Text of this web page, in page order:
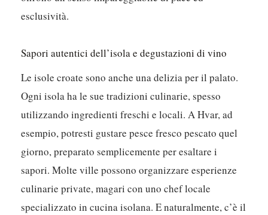
esclusività.
Sapori autentici dell’isola e degustazioni di vino
Le isole croate sono anche una delizia per il palato.
Ogni isola ha le sue tradizioni culinarie, spesso
utilizzando ingredienti freschi e locali. A Hvar, ad
esempio, potresti gustare pesce fresco pescato quel
giorno, preparato semplicemente per esaltare i
sapori. Molte ville possono organizzare esperienze
culinarie private, magari con uno chef locale
specializzato in cucina isolana. E naturalmente, c’è il